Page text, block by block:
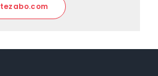
tezabo.com